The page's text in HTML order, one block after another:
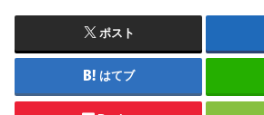
ポスト
はてブ